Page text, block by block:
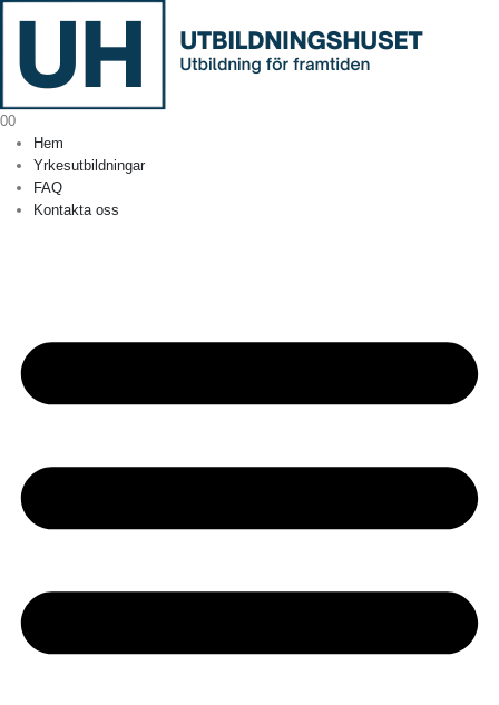
00
Hem
Yrkesutbildningar
FAQ
Kontakta oss